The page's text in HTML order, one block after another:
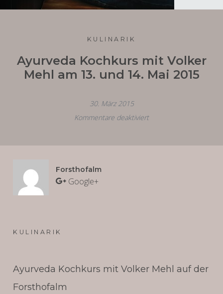
KULINARIK
Ayurveda Kochkurs mit Volker
Mehl am 13. und 14. Mai 2015
30. März 2015
Kommentare deaktiviertfür
2015
Forsthofalm
Google+
KULINARIK
Ayurveda Kochkurs mit Volker Mehl auf der
Forsthofalm